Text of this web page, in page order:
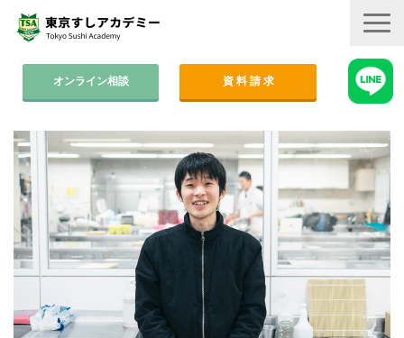
オンライン相談 資 料 請 求
コース案内
集中コース│2ヶ月
平日コース│木金
週末コース│週1回・1年間
寿司職人養成コース│6ヶ月
学費